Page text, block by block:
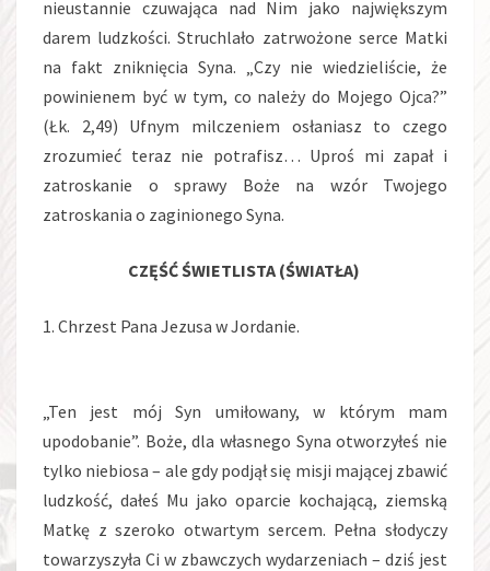
nieustannie czuwająca nad Nim jako największym
darem ludzkości. Struchlało zatrwożone serce Matki
na fakt zniknięcia Syna. „Czy nie wiedzieliście, że
powinienem być w tym, co należy do Mojego Ojca?”
(Łk. 2,49) Ufnym milczeniem osłaniasz to czego
zrozumieć teraz nie potrafisz… Uproś mi zapał i
zatroskanie o sprawy Boże na wzór Twojego
zatroskania o zaginionego Syna.
CZĘŚĆ ŚWIETLISTA (ŚWIATŁA)
1. Chrzest Pana Jezusa w Jordanie.
„Ten jest mój Syn umiłowany, w którym mam
upodobanie”. Boże, dla własnego Syna otworzyłeś nie
tylko niebiosa – ale gdy podjął się misji mającej zbawić
ludzkość, dałeś Mu jako oparcie kochającą, ziemską
Matkę z szeroko otwartym sercem. Pełna słodyczy
towarzyszyła Ci w zbawczych wydarzeniach – dziś jest